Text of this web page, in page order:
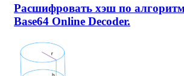
Расшифровать хэш по
Base64 Online Decoder.